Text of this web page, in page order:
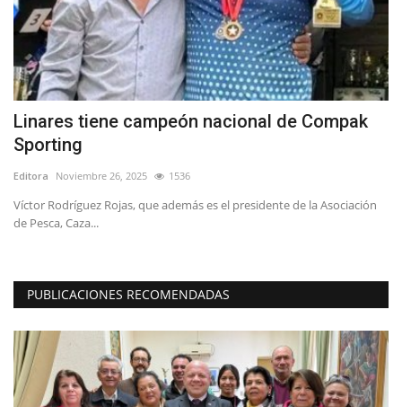
Linares tiene campeón nacional de Compak
Sporting
Editora Noviembre 26, 2025 1536
Víctor Rodríguez Rojas, que además es el presidente de la Asociación
de Pesca, Caza...
PUBLICACIONES RECOMENDADAS